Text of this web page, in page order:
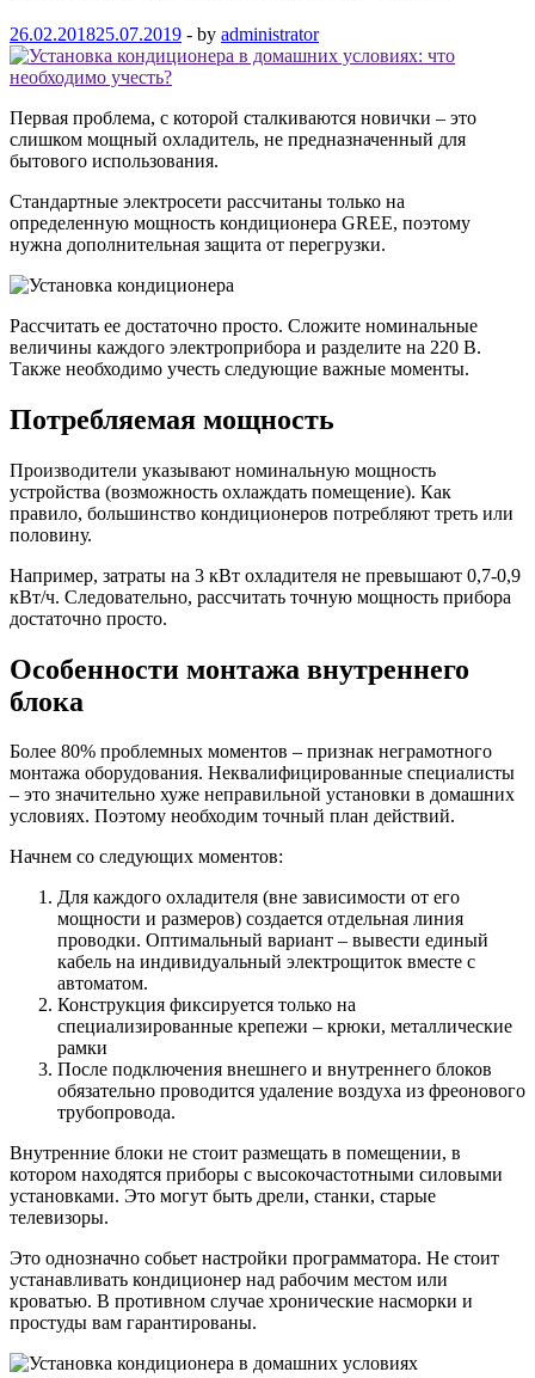
26.02.201825.07.2019 - by administrator
Первая проблема, с которой сталкиваются новички – это
слишком мощный охладитель, не предназначенный для
бытового использования.
Стандартные электросети рассчитаны только на
определенную мощность кондиционера GREE, поэтому
нужна дополнительная защита от перегрузки.
Рассчитать ее достаточно просто. Сложите номинальные
величины каждого электроприбора и разделите на 220 В.
Также необходимо учесть следующие важные моменты.
Потребляемая мощность
Производители указывают номинальную мощность
устройства (возможность охлаждать помещение). Как
правило, большинство кондиционеров потребляют треть или
половину.
Например, затраты на 3 кВт охладителя не превышают 0,7-0,9
кВт/ч. Следовательно, рассчитать точную мощность прибора
достаточно просто.
Особенности монтажа внутреннего
блока
Более 80% проблемных моментов – признак неграмотного
монтажа оборудования. Неквалифицированные специалисты
– это значительно хуже неправильной установки в домашних
условиях. Поэтому необходим точный план действий.
Начнем со следующих моментов:
Для каждого охладителя (вне зависимости от его
мощности и размеров) создается отдельная линия
проводки. Оптимальный вариант – вывести единый
кабель на индивидуальный электрощиток вместе с
автоматом.
Конструкция фиксируется только на
специализированные крепежи – крюки, металлические
рамки
После подключения внешнего и внутреннего блоков
обязательно проводится удаление воздуха из фреонового
трубопровода.
Внутренние блоки не стоит размещать в помещении, в
котором находятся приборы с высокочастотными силовыми
установками. Это могут быть дрели, станки, старые
телевизоры.
Это однозначно собьет настройки программатора. Не стоит
устанавливать кондиционер над рабочим местом или
кроватью. В противном случае хронические насморки и
простуды вам гарантированы.